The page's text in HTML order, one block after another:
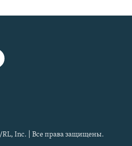
RL, Inc. | Все права защищены.